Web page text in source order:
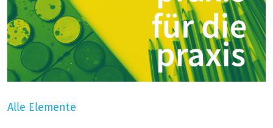
Alle Elemente